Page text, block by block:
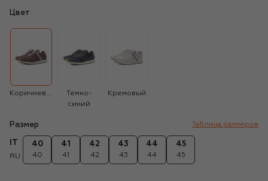
Цвет
Коричневый
Темно-
синий
Кремовый
Размер Таблица размеров
RU
40
40
41
41
42
42
43
43
44
44
45
45